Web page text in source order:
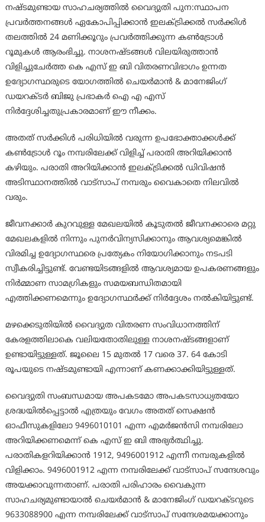
നഷ്ടമുണ്ടായ സാഹചര്യത്തിൽ വൈദ്യുതി പുന:സ്ഥാപന
പ്രവർത്തനങ്ങൾ ഏകോപിപ്പിക്കാൻ ഇലക്ട്രിക്കൽ സർക്കിൾ
തലത്തിൽ 24 മണിക്കൂറും പ്രവർത്തിക്കുന്ന കൺട്രോൾ
റൂമുകൾ ആരംഭിച്ചു. നാശനഷ്ടങ്ങൾ വിലയിരുത്താൻ
വിളിച്ചുചേർത്ത കെ എസ് ഇ ബി വിതരണവിഭാഗം ഉന്നത
ഉദ്യോഗസ്ഥരുടെ യോഗത്തിൽ ചെയർമാൻ & മാനേജിംഗ്
ഡയറക്ടർ ബിജു പ്രഭാകർ ഐ എ എസ്
നിർദ്ദേശിച്ചതുപ്രകാരമാണ് ഈ നീക്കം.
അതത് സർക്കിൾ പരിധിയിൽ വരുന്ന ഉപഭോക്താക്കൾക്ക്
കൺട്രോൾ റൂം നമ്പരിലേക്ക് വിളിച്ച് പരാതി അറിയിക്കാൻ
കഴിയും. പരാതി അറിയിക്കാൻ ഇലക്ട്രിക്കൽ ഡിവിഷൻ
അടിസ്ഥാനത്തിൽ വാട്സാപ് നമ്പരും വൈകാതെ നിലവിൽ
വരും.
ജീവനക്കാർ കുറവുള്ള മേഖലയിൽ കൂടുതൽ ജീവനക്കാരെ മറ്റു
മേഖലകളിൽ നിന്നും പുനർവിന്യസിക്കാനും ആവശ്യമെങ്കിൽ
വിരമിച്ച ഉദ്യോഗസ്ഥരെ പ്രത്യേകം നിയോഗിക്കാനും നടപടി
സ്വീകരിച്ചിട്ടുണ്ട്. വേണ്ടയിടങ്ങളിൽ ആവശ്യമായ ഉപകരണങ്ങളും
നിർമ്മാണ സാമഗ്രികളും സമയബന്ധിതമായി
എത്തിക്കണമെന്നും ഉദ്യോഗസ്ഥർക്ക് നിർദ്ദേശം നൽകിയിട്ടുണ്ട്.
മഴക്കെടുതിയിൽ വൈദ്യുത വിതരണ സംവിധാനത്തിന്
കേരളത്തിലാകെ വലിയതോതിലുള്ള നാശനഷ്ടങ്ങളാണ്
ഉണ്ടായിട്ടുള്ളത്. ജൂലൈ 15 മുതൽ 17 വരെ 37. 64 കോടി
രൂപയുടെ നഷ്ടമുണ്ടായി എന്നാണ് കണക്കാക്കിയിട്ടുള്ളത്.
വൈദ്യുതി സംബന്ധമായ അപകടമോ അപകടസാധ്യതയോ
ശ്രദ്ധയിൽപ്പെട്ടാൽ എത്രയും വേഗം അതത് സെക്ഷൻ
ഓഫീസുകളിലോ 9496010101 എന്ന എമർജൻസി നമ്പരിലോ
അറിയിക്കണമെന്ന് കെ എസ് ഇ ബി അഭ്യർത്ഥിച്ചു.
പരാതികളറിയിക്കാൻ 1912, 9496001912 എന്നീ നമ്പരുകളിൽ
വിളിക്കാം. 9496001912 എന്ന നമ്പരിലേക്ക് വാട്സാപ് സന്ദേശവും
അയക്കാവുന്നതാണ്. പരാതി പരിഹാരം വൈകുന്ന
സാഹചര്യമുണ്ടായാൽ ചെയർമാൻ & മാനേജിംഗ് ഡയറക്ടറുടെ
9633088900 എന്ന നമ്പരിലേക്ക് വാട്സാപ് സന്ദേശമയക്കാനും